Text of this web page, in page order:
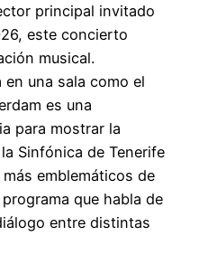
principal invitado
este concierto
musical.
en una sala como el
es una
para mostrar la
Sinfónica de Tenerife
emblemáticos de
que habla de
entre distintas